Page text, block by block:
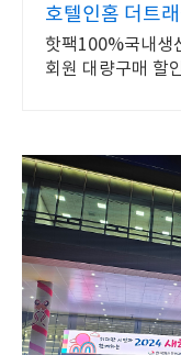
호텔인홈 더트
핫팩100%국내생
회원 대량구매 할